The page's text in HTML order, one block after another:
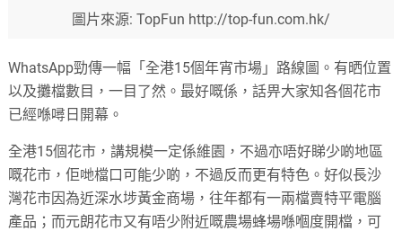
圖片來源: TopFun http://top-fun.com.hk/
WhatsApp勁傳一幅「全港15個年宵市場」路線圖。有晒位置
以及攤檔數目，一目了然。最好嘅係，話畀大家知各個花市
已經喺噚日開幕。
全港15個花市，講規模一定係維園，不過亦唔好睇少啲地區
嘅花市，佢哋檔口可能少啲，不過反而更有特色。好似長沙
灣花市因為近深水埗黃金商場，往年都有一兩檔賣特平電腦
產品；而元朗花市又有唔少附近嘅農場蜂場喺嗰度開檔，可